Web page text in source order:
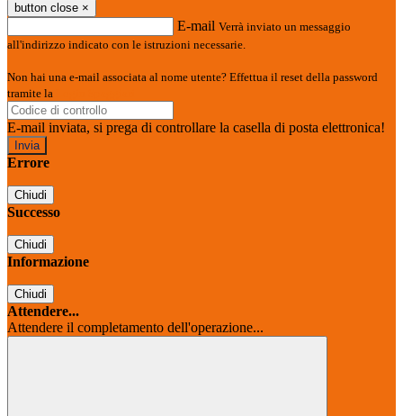
button close ×
E-mail Verrà inviato un messaggio
all'indirizzo indicato con le istruzioni necessarie.
Non hai una e-mail associata al nome utente? Effettua il reset della password
tramite la
E-mail inviata, si prega di controllare la casella di posta elettronica!
Errore
Chiudi
Successo
Chiudi
Informazione
Chiudi
Attendere...
Attendere il completamento dell'operazione...